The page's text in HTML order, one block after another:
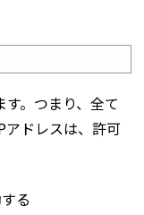
。つまり、全て
ドレスは、許可
る